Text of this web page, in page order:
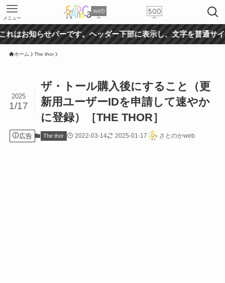
メニュー
知らせバーです。ヘッダー下部に表示し、文字を普通サイズ
ホーム The thor
ザ・トール購入後にすること（更
新用ユーザーIDを申請して速やか
に登録）［THE THOR］
2025
1/17
広告 The thor 2022-03-14 2025-01-17 さとのかweb